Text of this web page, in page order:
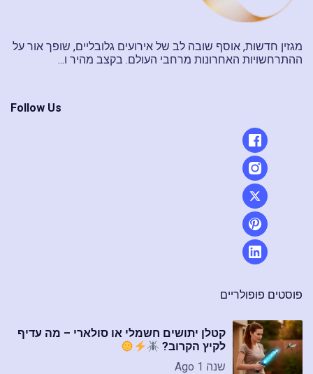
מגזין חדשות, אוסף שובה לב של אירועים גלובליים, שופך אור על
ההתרחשויות האחרונות מרחבי העולם. בקצב מהיר ו...
Follow Us
פוסטים פופולריים
קטלן יתושים חשמלי או סולארי – מה עדיף
לקיץ הקרוב?
שנה 1 Ago